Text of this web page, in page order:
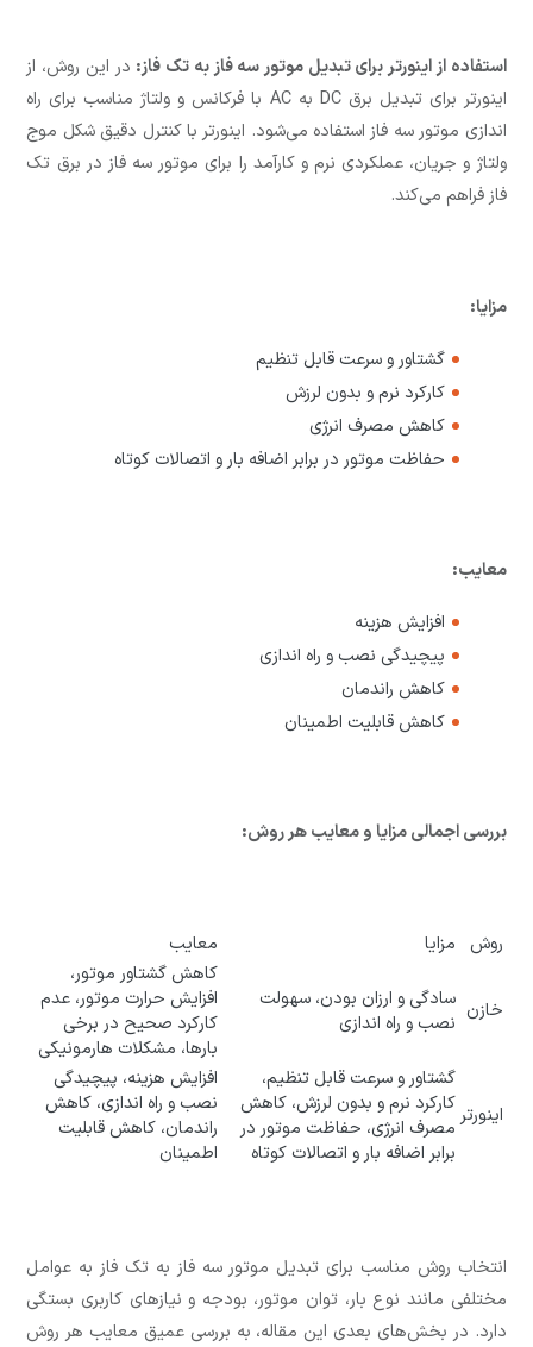
استفاده از اینورتر برای تبدیل موتور سه فاز به تک فاز: در این روش، از
اینورتر برای تبدیل برق DC به AC با فرکانس و ولتاژ مناسب برای راه
اندازی موتور سه فاز استفاده می‌شود. اینورتر با کنترل دقیق شکل موج
ولتاژ و جریان، عملکردی نرم و کارآمد را برای موتور سه فاز در برق تک
فاز فراهم می‌کند.
مزایا:
گشتاور و سرعت قابل تنظیم
کارکرد نرم و بدون لرزش
کاهش مصرف انرژی
حفاظت موتور در برابر اضافه بار و اتصالات کوتاه
معایب:
افزایش هزینه
پیچیدگی نصب و راه اندازی
کاهش راندمان
کاهش قابلیت اطمینان
بررسی اجمالی مزایا و معایب هر روش:
روش مزایا معایب
خازن سادگی و ارزان بودن، سهولت
نصب و راه اندازی
کاهش گشتاور موتور،
افزایش حرارت موتور، عدم
کارکرد صحیح در برخی
بارها، مشکلات هارمونیکی
اینورتر
گشتاور و سرعت قابل تنظیم،
کارکرد نرم و بدون لرزش، کاهش
مصرف انرژی، حفاظت موتور در
برابر اضافه بار و اتصالات کوتاه
افزایش هزینه، پیچیدگی
نصب و راه اندازی، کاهش
راندمان، کاهش قابلیت
اطمینان
انتخاب روش مناسب برای تبدیل موتور سه فاز به تک فاز به عوامل
مختلفی مانند نوع بار، توان موتور، بودجه و نیازهای کاربری بستگی
دارد. در بخش‌های بعدی این مقاله، به بررسی عمیق معایب هر روش